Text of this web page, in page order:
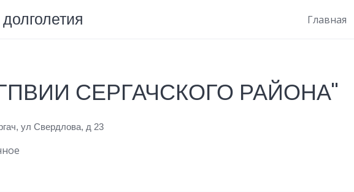
Главная
СЕРГАЧСКОГО РАЙОНА"
ул Свердлова, д 23